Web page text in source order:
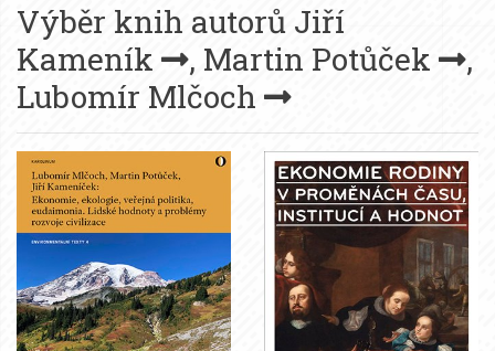
Výběr knih autorů Jiří
Kameník
, Martin Potůček
,
Lubomír Mlčoch